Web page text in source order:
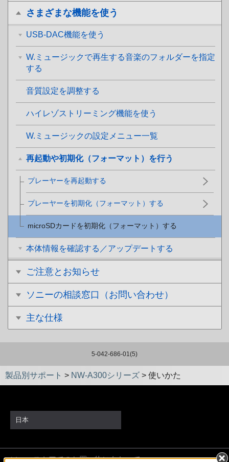
さまざまな機能を使う
USB-DAC機能を使う
W.ミュージックで再生する音楽のフォルダーを指定
する
音質設定を調整する
ハイレゾストリーミング機能を使う
W.ミュージックの設定メニュー一覧
再起動や初期化（フォーマット）を行う
プレーヤーを再起動する
プレーヤーを初期化（フォーマット）する
microSDカードを初期化（フォーマット）する
本体情報を確認する／アップデートする
ご注意とお知らせ
ソニーの相談窓口（お問い合わせ）
主な仕様
5-042-686-01(5)
製品別サポート > NW-A300シリーズ > 使いかた
日本
ソニーストアでのお買い物にあたって